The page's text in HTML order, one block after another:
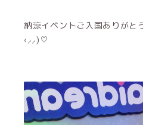
納涼イベントご入国ありがと
‹⸝⸝)‬♡